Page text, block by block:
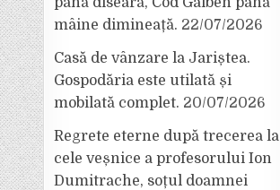
mâine dimineață. 22/07/2026
Casă de vânzare la Jariștea.
Gospodăria este utilată și
mobilată complet. 20/07/2026
Regrete eterne după trecerea la
cele veșnice a profesorului Ion
Dumitrache, soțul doamnei